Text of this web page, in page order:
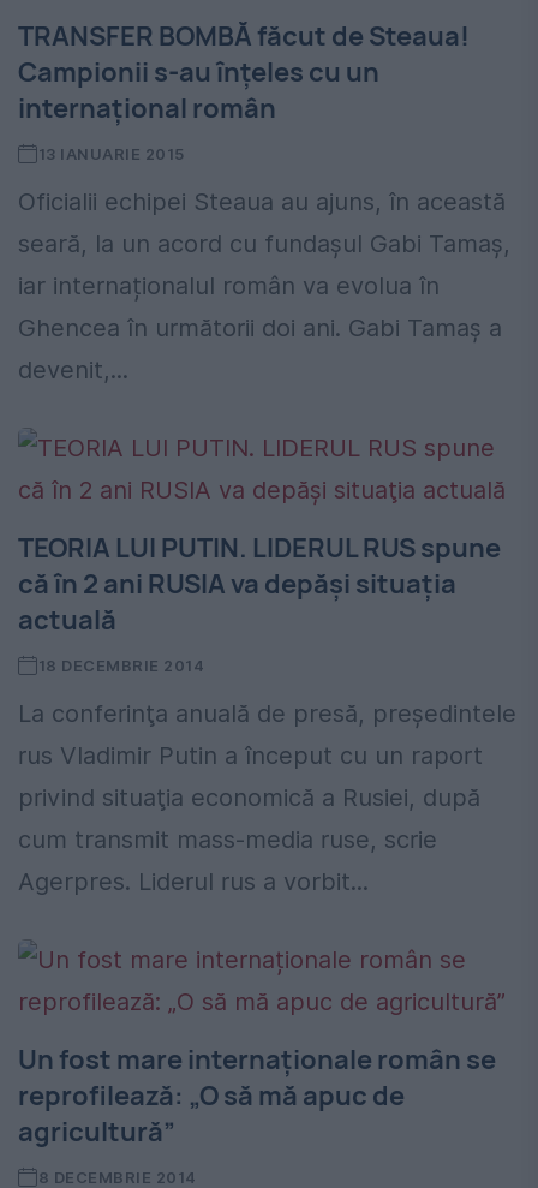
TRANSFER BOMBĂ făcut de Steaua!
Campionii s-au înțeles cu un
internațional român
13 IANUARIE 2015
Oficialii echipei Steaua au ajuns, în această
seară, la un acord cu fundașul Gabi Tamaș,
iar internaționalul român va evolua în
Ghencea în următorii doi ani. Gabi Tamaș a
devenit,...
TEORIA LUI PUTIN. LIDERUL RUS spune
că în 2 ani RUSIA va depăşi situaţia
actuală
18 DECEMBRIE 2014
La conferinţa anuală de presă, preşedintele
rus Vladimir Putin a început cu un raport
privind situaţia economică a Rusiei, după
cum transmit mass-media ruse, scrie
Agerpres. Liderul rus a vorbit...
Un fost mare internaționale român se
reprofilează: „O să mă apuc de
agricultură”
8 DECEMBRIE 2014